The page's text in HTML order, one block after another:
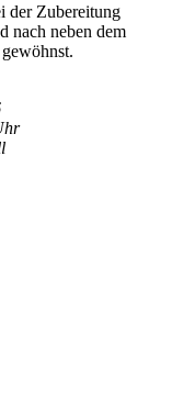
der Zubereitung
nach neben dem